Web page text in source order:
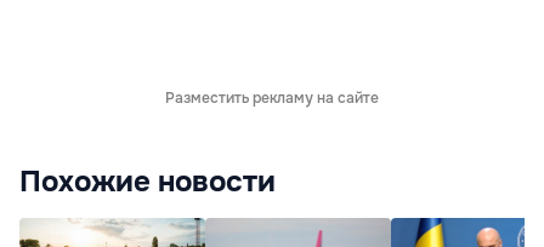
Разместить рекламу на сайте
Похожие новости